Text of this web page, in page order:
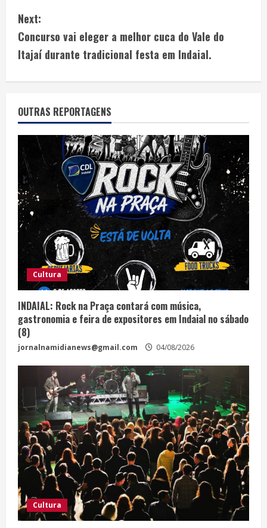
Next:
Concurso vai eleger a melhor cuca do Vale do
Itajaí durante tradicional festa em Indaial.
OUTRAS REPORTAGENS
Cultura
INDAIAL: Rock na Praça contará com música,
gastronomia e feira de expositores em Indaial no sábado
(8)
jornalnamidianews@gmail.com 04/08/2026
Cultura